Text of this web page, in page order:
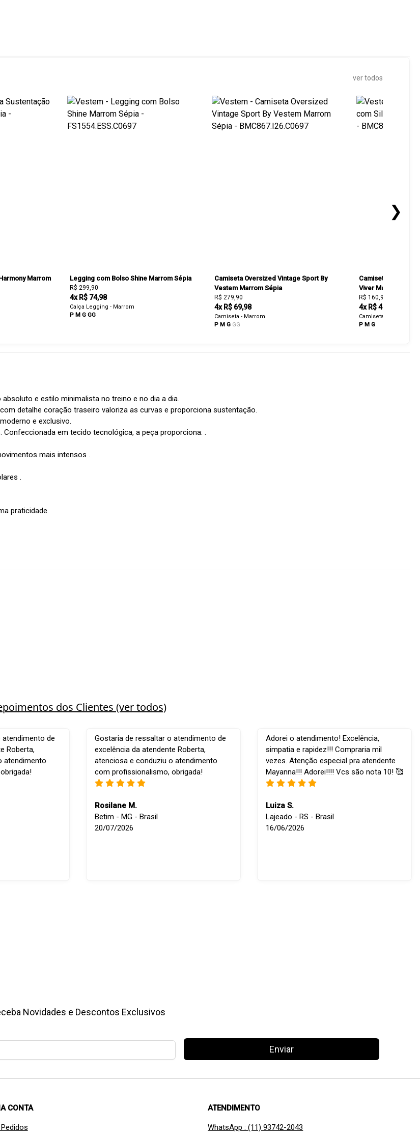
ver todos
Marrom
Legging com Bolso Shine Marrom Sépia
R$ 299,90
4x R$ 74,98
Calça Legging - Marrom
P M G GG
Camiseta Oversized Vintage Sport By
Vestem Marrom Sépia
R$ 279,90
4x R$ 69,98
Camiseta - Marrom
P M G GG
Camiseta
Viver Marrom Sépia
R$ 160,93
4x R$ 40,23
Camiseta - Marrom
P M G
❯
e estilo minimalista no treino e no dia a dia.
detalhe coração traseiro valoriza as curvas e proporciona sustentação.
e exclusivo.
em tecido tecnológica, a peça proporciona: .
mais intensos .
.
praticidade.
dos Clientes (ver todos)
de
Roberta,
atendimento
Gostaria de ressaltar o atendimento de
excelência da atendente Roberta,
atenciosa e conduziu o atendimento
com profissionalismo, obrigada!
Rosilane M.
Betim - MG - Brasil
20/07/2026
Adorei o atendimento! Excelência,
simpatia e rapidez!!! Compraria mil
vezes. Atenção especial pra atendente
Mayanna!!! Adorei!!!! Vcs são nota 10! 🥰
Luiza S.
Lajeado - RS - Brasil
16/06/2026
Novidades e Descontos Exclusivos
Enviar
CONTA ATENDIMENTO
WhatsApp : (11) 93742-2043